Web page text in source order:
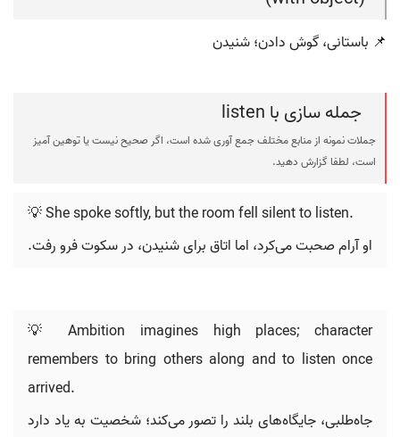
📌 باستانی، گوش دادن؛ شنیدن
جمله سازی با listen
جملات نمونه از منابع مختلف جمع آوری شده است، اگر صحیح نیست یا توهین آمیز
است، لطفا گزارش دهید.
💡 She spoke softly, but the room fell silent to listen.
او آرام صحبت می‌کرد، اما اتاق برای شنیدن، در سکوت فرو رفت.
💡 Ambition imagines high places; character
remembers to bring others along and to listen once
arrived.
جاه‌طلبی، جایگاه‌های بلند را تصور می‌کند؛ شخصیت به یاد دارد